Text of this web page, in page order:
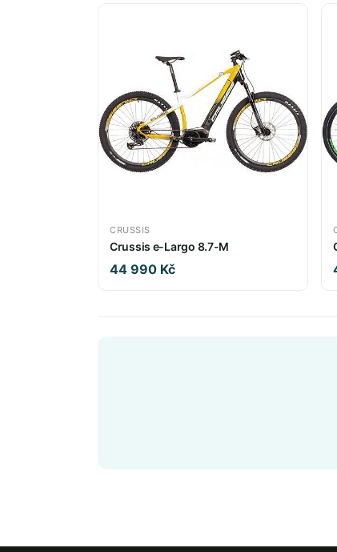
CRUSSIS
Crussis e-Largo 8.7-M
44 990 Kč